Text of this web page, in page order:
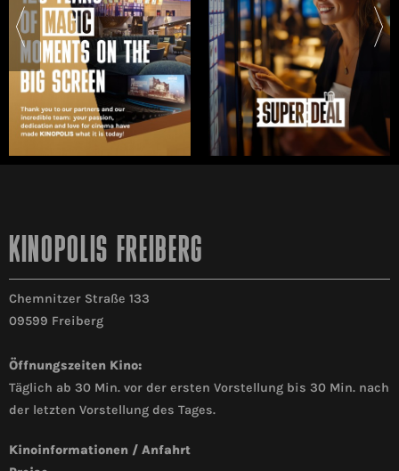
KINOPOLIS FREIBERG
Chemnitzer Straße 133
09599 Freiberg
Öffnungszeiten Kino:
Täglich ab 30 Min. vor der ersten Vorstellung bis 30 Min. nach
der letzten Vorstellung des Tages.
Kinoinformationen / Anfahrt